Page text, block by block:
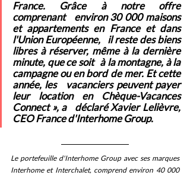
France. Grâce à notre offre
comprenant   environ 30 000 maisons
et appartements en France et dans
l'Union Européenne,   il reste des biens
libres à réserver, même à la dernière
minute, que ce soit   à la montagne, à la
campagne ou en bord de mer. Et cette
année, les   vacanciers peuvent payer
leur location en Chèque-Vacances
Connect », a   déclaré Xavier Lelièvre,
CEO France d'Interhome Group.
Le portefeuille d'Interhome Group avec ses marques
Interhome et Interchalet, comprend environ 40 000